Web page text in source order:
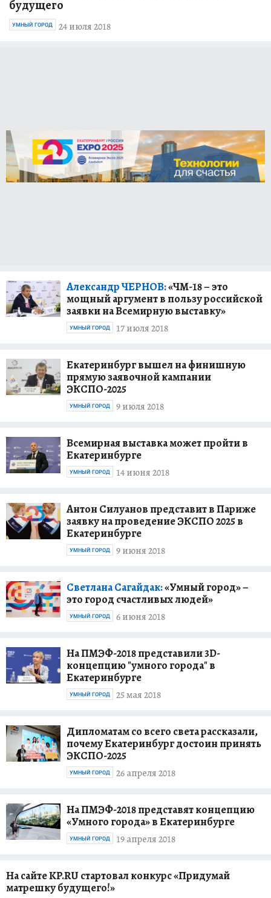
будущего
24 июля 2018
УМНЫЙ ГОРОД
Александр ЧЕРНОВ:«ЧМ-18 – это
мощный аргумент в пользу российской
заявки на Всемирную выставку»
17 июля 2018
УМНЫЙ ГОРОД
Екатеринбург вышел на финишную
прямую заявочной кампании
ЭКСПО-2025
9 июля 2018
УМНЫЙ ГОРОД
Всемирная выставка может пройти в
Екатеринбурге
14 июня 2018
УМНЫЙ ГОРОД
Антон Силуанов представит в Париже
заявку на проведение ЭКСПО 2025 в
Екатеринбурге
9 июня 2018
УМНЫЙ ГОРОД
Светлана Сагайдак:«Умный город» –
это город счастливых людей»
6 июня 2018
УМНЫЙ ГОРОД
На ПМЭФ-2018 представили 3D-
концепцию "умного города" в
Екатеринбурге
25 мая 2018
УМНЫЙ ГОРОД
Дипломатам со всего света рассказали,
почему Екатеринбург достоин принять
ЭКСПО-2025
26 апреля 2018
УМНЫЙ ГОРОД
На ПМЭФ-2018 представят концепцию
«Умного города» в Екатеринбурге
19 апреля 2018
УМНЫЙ ГОРОД
На сайте KP.RU стартовал конкурс «Придумай
матрешку будущего!»